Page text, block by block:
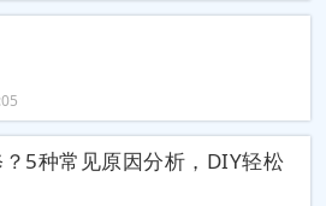
5种常见原因分析，DIY轻松